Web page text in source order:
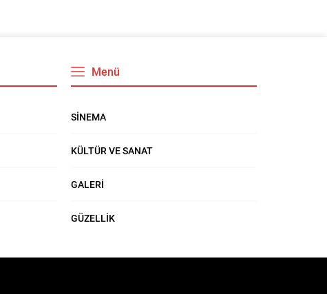
Menü
SİNEMA
KÜLTÜR VE SANAT
GALERİ
GÜZELLİK